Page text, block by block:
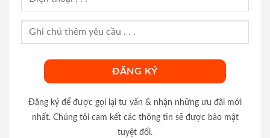
Đăng ký để được gọi lại tư vấn & nhận những ưu đãi mới
nhất. Chúng tôi cam kết các thông tin sẽ được bảo mật
tuyệt đối.